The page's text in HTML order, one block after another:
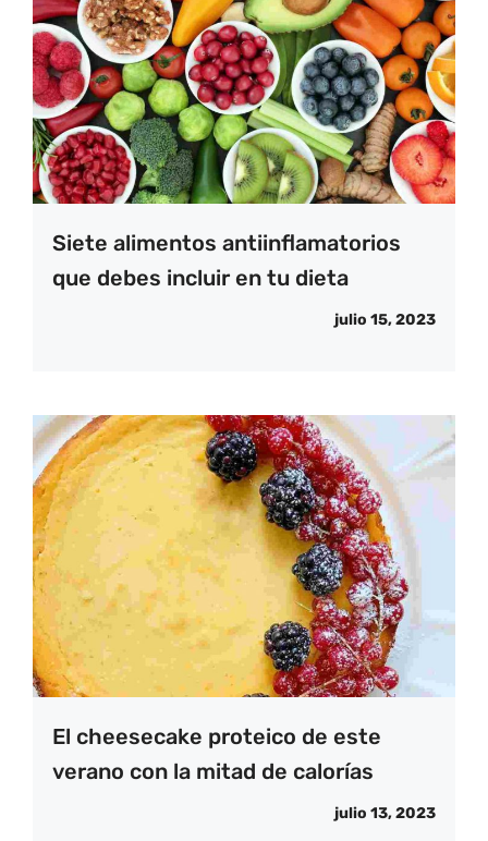
Siete alimentos antiinflamatorios
que debes incluir en tu dieta
julio 15, 2023
El cheesecake proteico de este
verano con la mitad de calorías
julio 13, 2023